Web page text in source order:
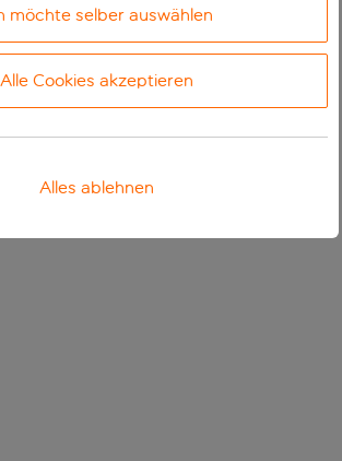
möchte selber auswählen
Alle Cookies akzeptieren
Alles ablehnen